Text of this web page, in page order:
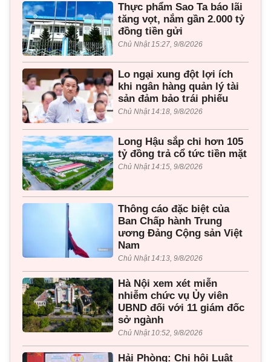
Thực phẩm Sao Ta báo lãi
tăng vọt, nắm gần 2.000 tỷ
đồng tiền gửi
Chủ Nhật 15:27, 9/8/2026
Lo ngại xung đột lợi ích
khi ngân hàng quản lý tài
sản đảm bảo trái phiếu
Chủ Nhật 14:18, 9/8/2026
Long Hậu sắp chi hơn 105
tỷ đồng trả cổ tức tiền mặt
Chủ Nhật 14:15, 9/8/2026
Thông cáo đặc biệt của
Ban Chấp hành Trung
ương Đảng Cộng sản Việt
Nam
Chủ Nhật 14:13, 9/8/2026
Hà Nội xem xét miễn
nhiễm chức vụ Ủy viên
UBND đối với 11 giám đốc
sở ngành
Chủ Nhật 10:52, 9/8/2026
Hải Phòng: Chi hội Luật